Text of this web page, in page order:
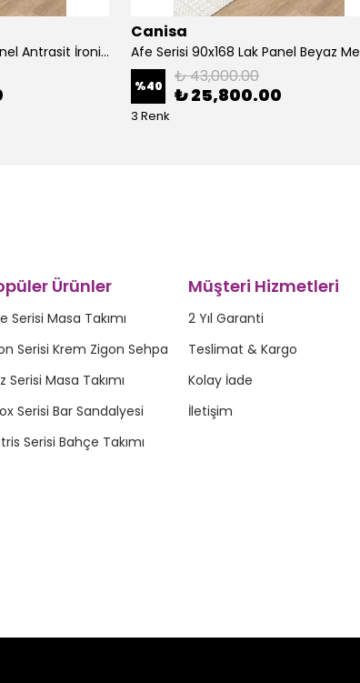
Afe Serisi 90x168 Lak Panel Antrasit İroni Masa ve 6 Sandalye Krom Kaplama Ayak
Canisa
%40 ₺ 43,000.00
₺ 25,800.00
3 Renk
Ürünler
Serisi Masa Takımı
Serisi Krem Zigon Sehpa
Serisi Masa Takımı
Serisi Bar Sandalyesi
Serisi Bahçe Takımı
Müşteri Hizmetleri
2 Yıl Garanti
Teslimat & Kargo
Kolay İade
İletişim